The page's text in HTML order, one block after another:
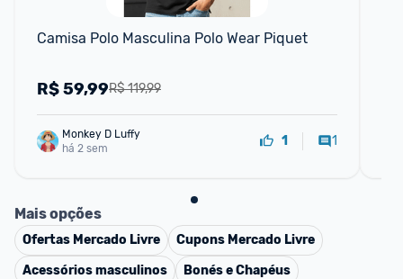
Camisa Polo Masculina Polo Wear Piquet
R$ 119,99
R$59,99
Monkey D Luffy
há 2 sem
1 1
Mais opções
Ofertas Mercado Livre Cupons Mercado Livre
Acessórios masculinos
Bonés e Chapéus